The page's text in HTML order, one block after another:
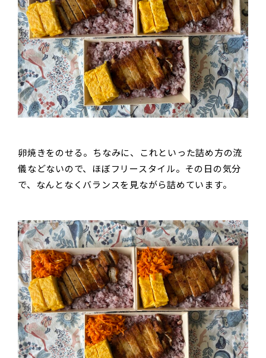
卵焼きをのせる。ちなみに、これといった詰め方の流
儀などないので、ほぼフリースタイル。その日の気分
で、なんとなくバランスを見ながら詰めています。